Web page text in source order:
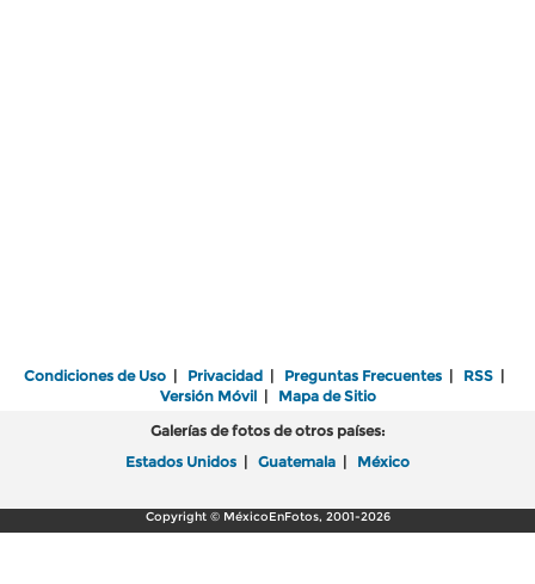
Condiciones de Uso Privacidad Preguntas Frecuentes RSS
Versión Móvil| Mapa de Sitio
Galerías de fotos de otros países:
Estados Unidos
Guatemala México
Copyright © MéxicoEnFotos, 2001-2026